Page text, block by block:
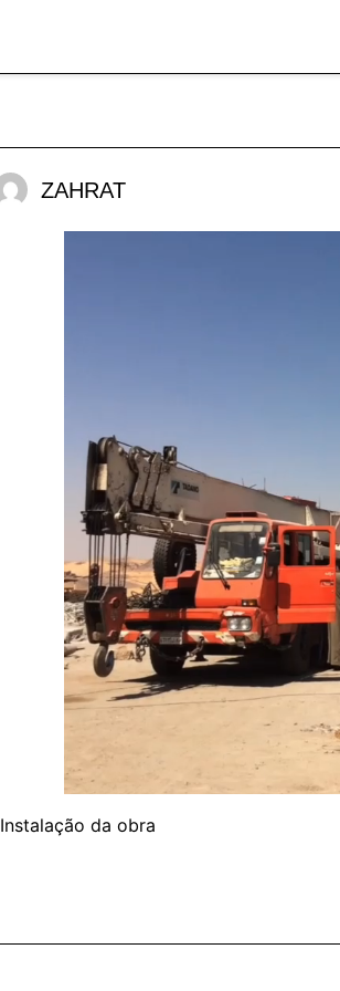
ZAHRAT
Instalação da obra